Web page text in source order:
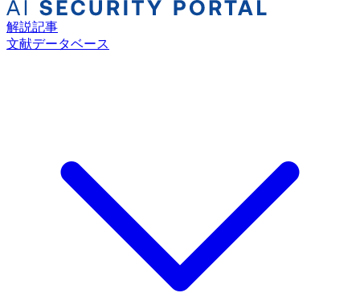
解説記事
文献データベース